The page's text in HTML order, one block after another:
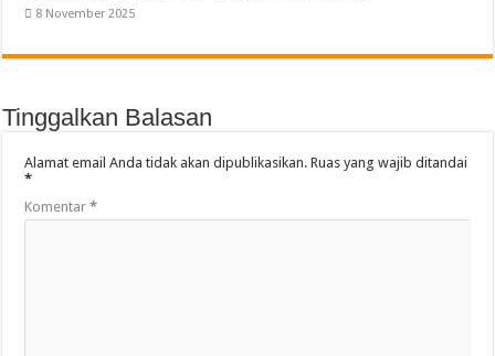
8 November 2025
Tinggalkan Balasan
Alamat email Anda tidak akan dipublikasikan. Ruas yang wajib ditandai
*
Komentar*